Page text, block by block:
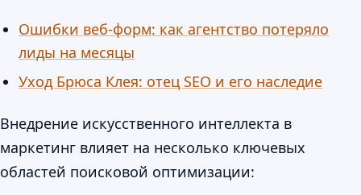
Ошибки веб-форм: как агентство потеряло
лиды на месяцы
Уход Брюса Клея: отец SEO и его наследие
Внедрение искусственного интеллекта в
маркетинг влияет на несколько ключевых
областей поисковой оптимизации: